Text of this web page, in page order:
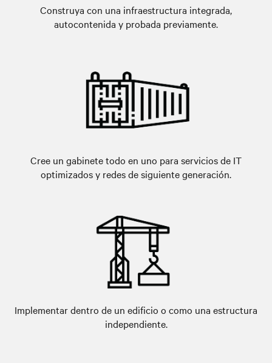
Construya con una infraestructura integrada,
autocontenida y probada previamente.
Cree un gabinete todo en uno para servicios de IT
optimizados y redes de siguiente generación.
Implementar dentro de un edificio o como una estructura
independiente.